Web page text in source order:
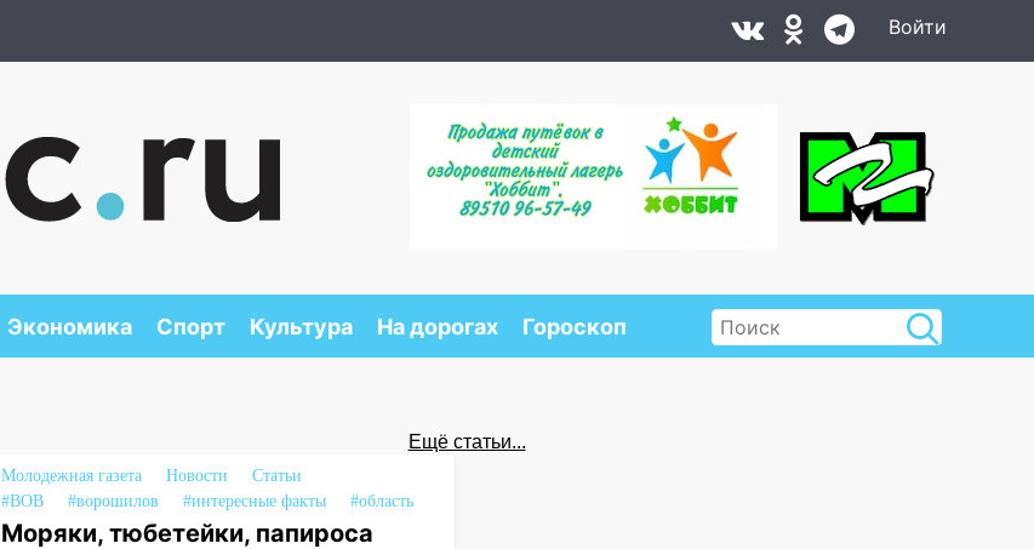
Войти
Экономика Спорт Культура На дорогах Гороскоп
Ещё статьи...
Молодежная газета Новости
Статьи
#ВОВ
#ворошилов #интересные факты #область
Моряки, тюбетейки, папироса